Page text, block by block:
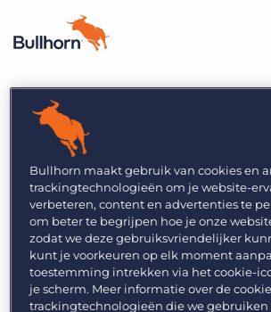
Producten
Kennisbank
Marketplace
Over Ons
Bullhorn maakt gebruik van cookies en
trackingtechnologieën om je website-
verbeteren, content en advertenties te
om beter te begrijpen hoe je onze
zodat we deze gebruiksvriendelijker
kunt je voorkeuren op elk moment
toestemming intrekken via het cookie-
je scherm. Meer informatie over de
trackingtechnologieën die we gebruiken